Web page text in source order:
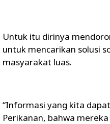
Untuk itu dirinya
untuk mencarikan solusi
masyarakat luas.
“Informasi yang kita
Perikanan, bahwa